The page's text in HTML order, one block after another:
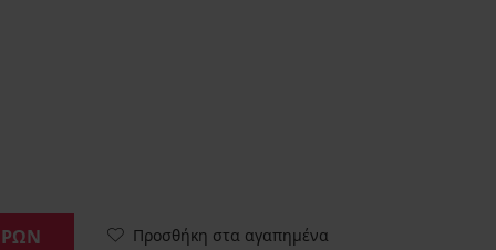
Προσθήκη στα αγαπημένα